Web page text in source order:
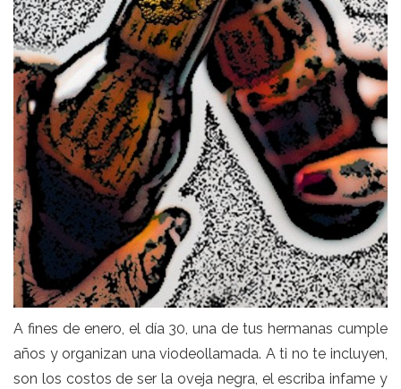
A fines de enero, el día 30, una de tus hermanas cumple
años y organizan una viodeollamada. A ti no te incluyen,
son los costos de ser la oveja negra, el escriba infame y